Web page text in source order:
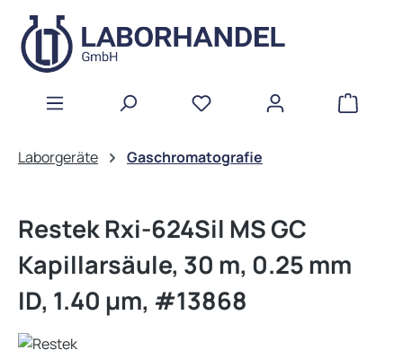
Zum Hauptinhalt springen
Laborgeräte Gaschromatografie
Restek Rxi-624Sil MS GC
Kapillarsäule, 30 m, 0.25 mm
ID, 1.40 µm, #13868